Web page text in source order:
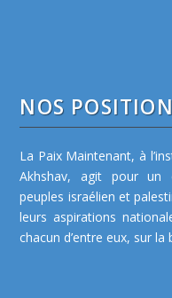
NOS
La Paix Maintenant, à
Akhshav, agit pour un
peuples israélien et
leurs aspirations
chacun d’entre eux, sur la